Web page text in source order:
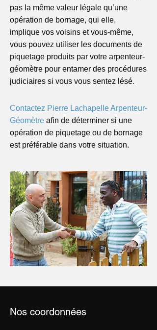
pas la même valeur légale qu’une
opération de bornage, qui elle,
implique vos voisins et vous-même,
vous pouvez utiliser les documents de
piquetage produits par votre arpenteur-
géomètre pour entamer des procédures
judiciaires si vous vous sentez lésé.
Contactez Pierre Lachapelle Arpenteur-
Géomètre afin de déterminer si une
opération de piquetage ou de bornage
est préférable dans votre situation.
Nos coordonnées